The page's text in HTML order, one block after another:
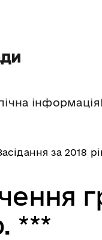
інформація
за 2018
***